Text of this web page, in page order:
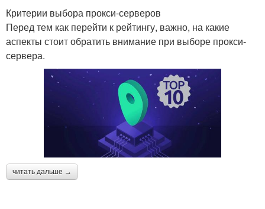
Критерии выбора прокси-серверов
Перед тем как перейти к рейтингу, важно, на какие
аспекты стоит обратить внимание при выборе прокси-
сервера.
читать дальше →